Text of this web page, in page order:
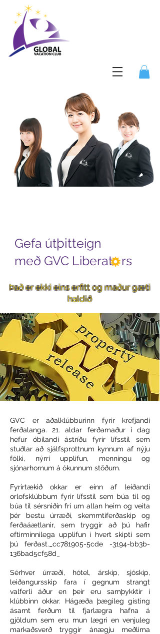
Gefa útþitteign
með GVC Liberat rs
Það er ekki eins erfitt og maður gæti
haldið
GVC er aðalklúbburinn fyrir krefjandi
ferðalanga. 21. aldar ferðamaður í dag
hefur óbilandi ástríðu fyrir lífsstíl sem
stuðlar að sjálfsprottnum kynnum af nýju
fólki, nýrri upplifun, menningu og
sjónarhornum á ókunnum stöðum.
Fyrirtækið okkar er einn af leiðandi
orlofsklúbbum fyrir lífsstíl sem búa til og
búa til sérsniðin frí um allan heim og veita
þér bestu úrræði, skemmtiferðaskip og
ferðaáætlanir, sem tryggir að þú hafir
eftirminnilega upplifun í hvert skipti sem
þú ferðast._cc781905-5cde -3194-bb3b-
136bad5cf58d_
Sérhver úrræði, hótel, árskip, sjóskip,
leiðangursskip fara í gegnum strangt
valferli áður en þeir eru samþykktir í
klúbbinn okkar. Hágæða þægileg gisting
ásamt ferðum til fjarlægra hafna á
gjöldum sem eru mun lægri en venjuleg
markaðsverð tryggir ánægju meðlima